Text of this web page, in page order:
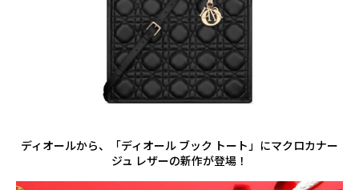
ディオールから、「ディオール ブック トート」にマクロカナー
ジュ レザーの新作が登場！